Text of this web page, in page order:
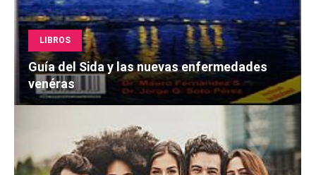
LIBROS
Guía del Sida y las nuevas enfermedades
venéras